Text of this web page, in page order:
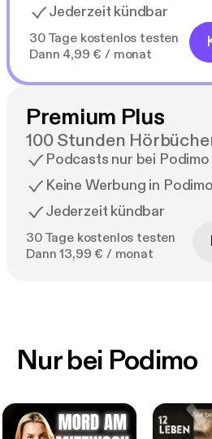
Jederzeit kündbar
30 Tage kostenlos testen
Dann 4,99 € / monat
Premium Plus
100 Stunden
Podcasts nur bei Podimo
Keine Werbung in
Jederzeit kündbar
30 Tage kostenlos testen
Dann 13,99 € / monat
Nur bei Podimo